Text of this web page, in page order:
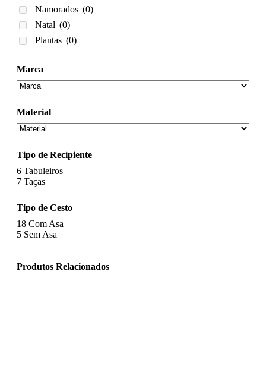
Namorados (0)
Natal (0)
Plantas (0)
Marca
Material
Tipo de Recipiente
6 Tabuleiros
7 Taças
Tipo de Cesto
18 Com Asa
5 Sem Asa
Produtos Relacionados